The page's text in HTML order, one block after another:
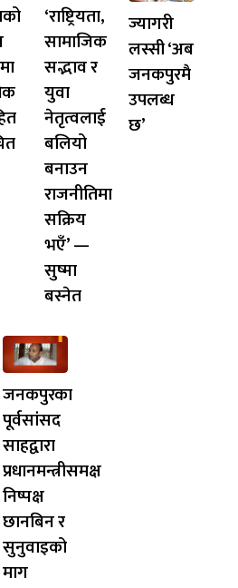
‘राष्ट्रियता,
सामाजिक
सद्भाव र
युवा
नेतृत्वलाई
बलियो
बनाउन
राजनीतिमा
सक्रिय
भएँ’ —
सुष्मा
बस्नेत
ज्यागरी
लस्सी ‘अब
जनकपुरमै
उपलब्ध
छ’
जनकपुरका
पूर्वसांसद
साहद्वारा
प्रधानमन्त्रीसमक्ष
निष्पक्ष
छानबिन र
सुनुवाइको
माग